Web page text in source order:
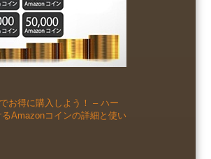
お得に購入しよう！ – ハー
Amazonコインの詳細と使い